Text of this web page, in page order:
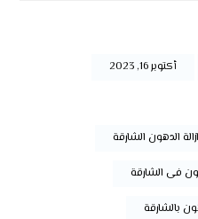
أكتوبر 16, 2023
الدهون الشارقة
فى الشارقة
بالشارقة